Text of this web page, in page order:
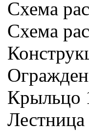
Схема
Схема
Крыльцо